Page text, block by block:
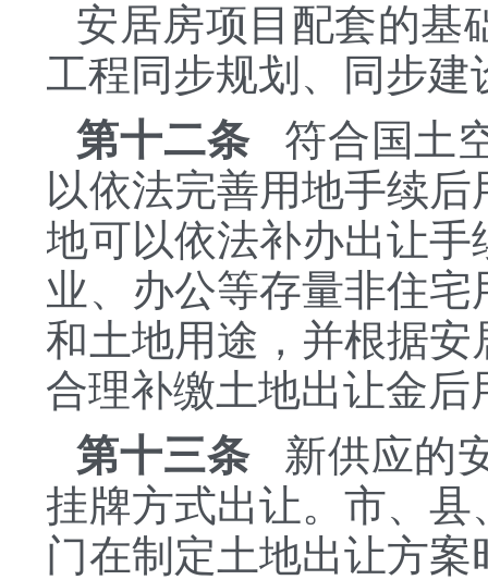
安居房项目配套的基
工程同步规划、同步
第十二条 符合国土
以依法完善用地手续
地可以依法补办出让
业、办公等存量非住
和土地用途，并根据
合理补缴土地出让金
第十三条 新供应的
挂牌方式出让。市、
门在制定土地出让方